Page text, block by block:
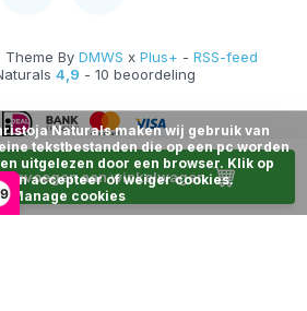
aan winkelwagen
By DMWS x Plus+ - RSS-feed
4,9 - 10 beoordeling
Naturals maken wij gebruik van
tekstbestanden die op een pc worden
uitgelezen door een browser. Klik op
en accepteer of weiger cookies.
Manage cookies